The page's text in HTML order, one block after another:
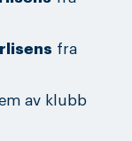
fra
av klubb